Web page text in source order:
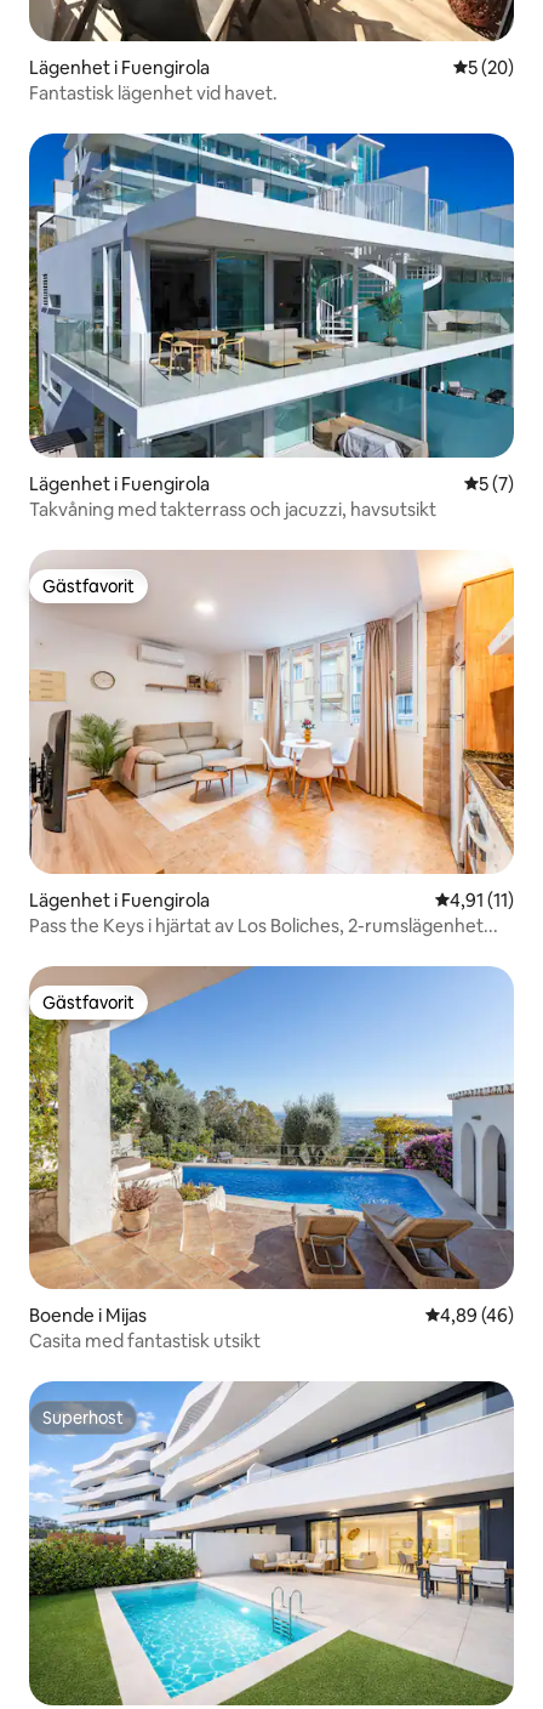
Lägenhet i Fuengirola 5 av 5 i
5 (20)
Fantastisk lägenhet vid havet.
Lägenhet i Fuengirola 5 av 5 i
5 (7)
Takvåning med takterrass och jacuzzi, havsutsikt
Gästfavorit
Gästfavorit
Lägenhet i Fuengirola 4,91 av 5 i
4,91 (11)
Pass the Keys i hjärtat av Los Boliches, 2-rumslägenhet...
Gästfavorit
Gästfavorit
Boende i Mijas 4,89 av 5 i
4,89 (46)
Casita med fantastisk utsikt
Superhost
Superhost